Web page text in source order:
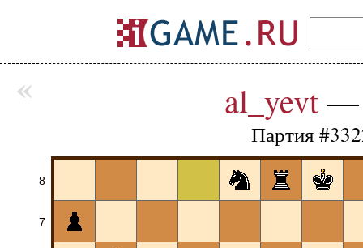
al_yevt
Партия
8
7
«